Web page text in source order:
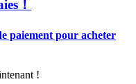
！
paiement pour acheter
!